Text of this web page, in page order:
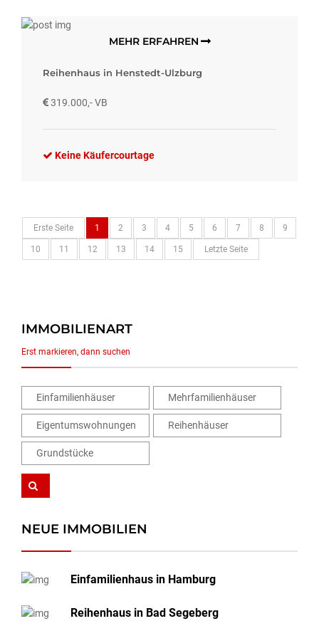
MEHR ERFAHREN
Reihenhaus in Henstedt-Ulzburg
319.000,- VB
Keine Käufercourtage
Erste Seite 1 2 3 4 5 6 7 8 9
10 11 12 13 14 15 Letzte Seite
IMMOBILIENART
Erst markieren, dann suchen
Einfamilienhäuser Mehrfamilienhäuser
Eigentumswohnungen Reihenhäuser
Grundstücke
NEUE IMMOBILIEN
Einfamilienhaus in Hamburg
Reihenhaus in Bad Segeberg